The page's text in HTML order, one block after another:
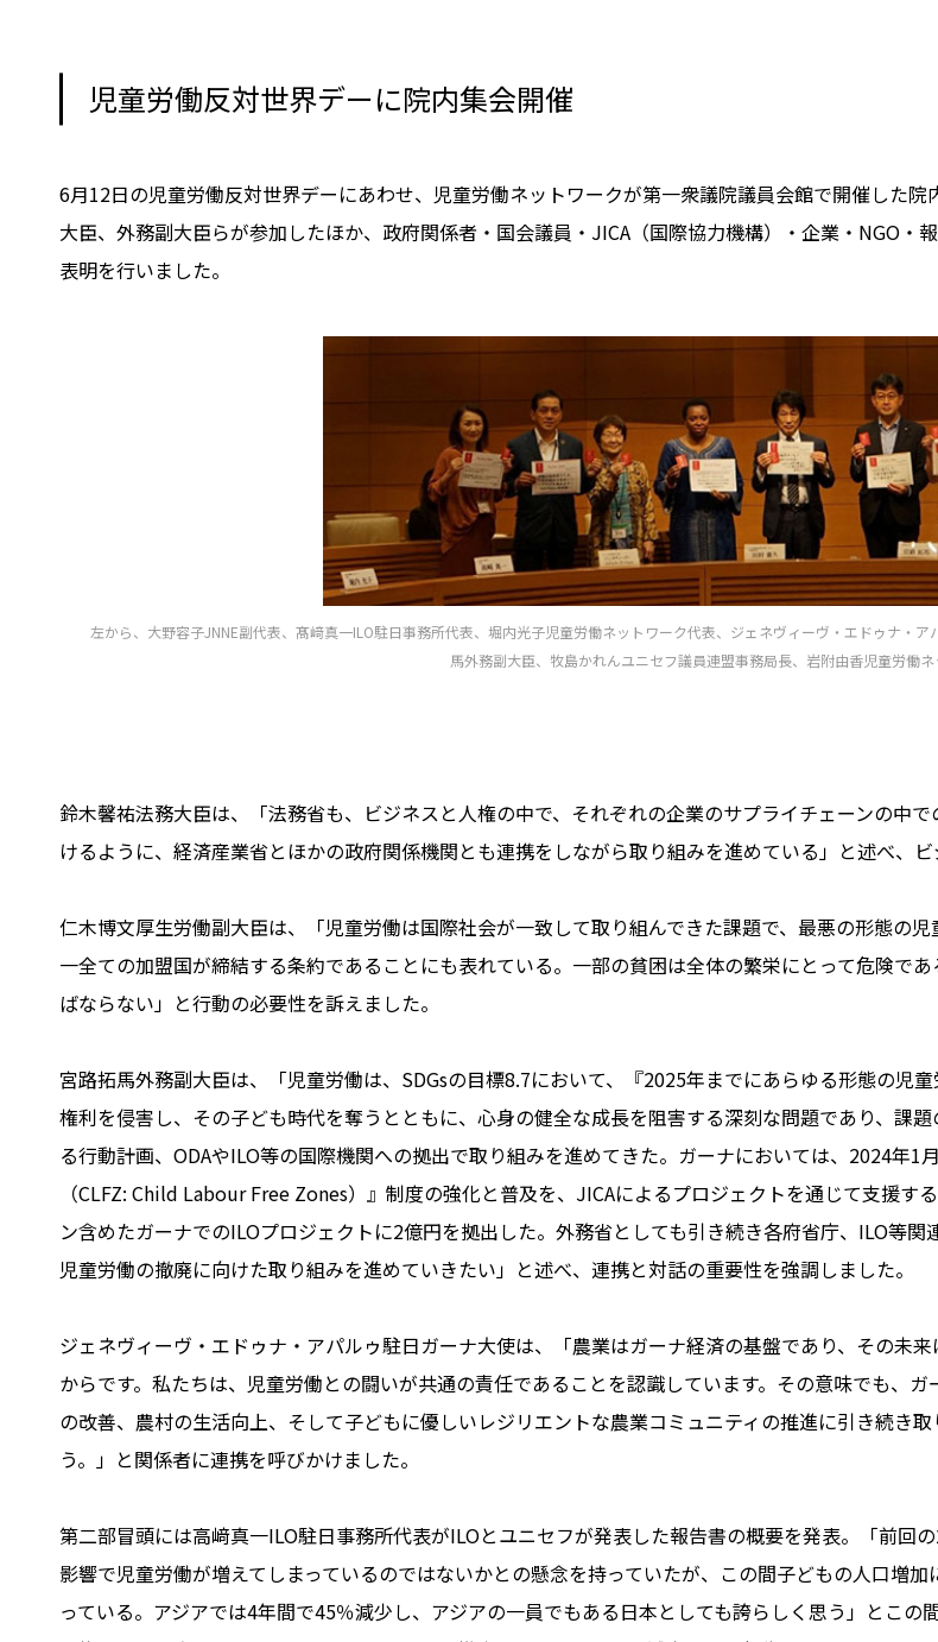
児童労働反対世界デーに院内集会開催
6月12日の児童労働反対世界デーにあわせ、児童労働ネットワークが第一衆議院議員会館で開催した
大臣、外務副大臣らが参加したほか、政府関係者・国会議員・JICA（国際協力機構）・企業・NGO
表明を行いました。
左から、大野容子JNNE副代表、髙﨑真一ILO駐日事務所代表、堀内光子児童労働ネットワーク代表、ジェネヴィーヴ・エドゥナ・
馬外務副大臣、牧島かれんユニセフ議員連盟事務局長、岩附由香児童労働ネ
鈴木馨祐法務大臣は、「法務省も、ビジネスと人権の中で、それぞれの企業のサプライチェーンの中
けるように、経済産業省とほかの政府関係機関とも連携をしながら取り組みを進めている」と述べ、
仁木博文厚生労働副大臣は、「児童労働は国際社会が一致して取り組んできた課題で、最悪の形態の
一全ての加盟国が締結する条約であることにも表れている。一部の貧困は全体の繁栄にとって危険で
ばならない」と行動の必要性を訴えました。
宮路拓馬外務副大臣は、「児童労働は、SDGsの目標8.7において、『2025年までにあらゆる形態の児
権利を侵害し、その子ども時代を奪うとともに、心身の健全な成長を阻害する深刻な問題であり、課
る行動計画、ODAやILO等の国際機関への拠出で取り組みを進めてきた。ガーナにおいては、2024年
（CLFZ: Child Labour Free Zones）』制度の強化と普及を、JICAによるプロジェクトを通じて支援
ン含めたガーナでのILOプロジェクトに2億円を拠出した。外務省としても引き続き各府省庁、ILO等
児童労働の撤廃に向けた取り組みを進めていきたい」と述べ、連携と対話の重要性を強調しました。
ジェネヴィーヴ・エドゥナ・アパルゥ駐日ガーナ大使は、「農業はガーナ経済の基盤であり、その未
からです。私たちは、児童労働との闘いが共通の責任であることを認識しています。その意味でも、
の改善、農村の生活向上、そして子どもに優しいレジリエントな農業コミュニティの推進に引き続き
う。」と関係者に連携を呼びかけました。
第二部冒頭には高﨑真一ILO駐日事務所代表がILOとユニセフが発表した報告書の概要を発表。「前回
影響で児童労働が増えてしまっているのではないかとの懸念を持っていたが、この間子どもの人口増
っている。アジアでは4年間で45％減少し、アジアの一員でもある日本としても誇らしく思う」とこ